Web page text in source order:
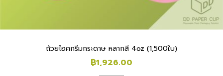
ถ้วยไอศกรีมกระดาษ หลากสี 4oz (1,500ใบ)
฿1,926.00